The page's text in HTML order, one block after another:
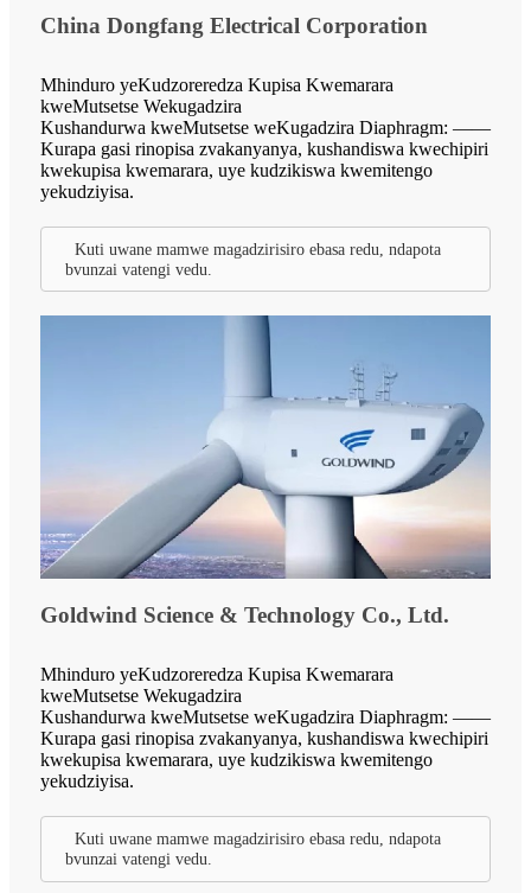
China Dongfang Electrical Corporation
Mhinduro yeKudzoreredza Kupisa Kwemarara
kweMutsetse Wekugadzira
Kushandurwa kweMutsetse weKugadzira Diaphragm: ——
Kurapa gasi rinopisa zvakanyanya, kushandiswa kwechipiri
kwekupisa kwemarara, uye kudzikiswa kwemitengo
yekudziyisa.
Kuti uwane mamwe magadzirisiro ebasa redu, ndapota
bvunzai vatengi vedu.
Goldwind Science & Technology Co., Ltd.
Mhinduro yeKudzoreredza Kupisa Kwemarara
kweMutsetse Wekugadzira
Kushandurwa kweMutsetse weKugadzira Diaphragm: ——
Kurapa gasi rinopisa zvakanyanya, kushandiswa kwechipiri
kwekupisa kwemarara, uye kudzikiswa kwemitengo
yekudziyisa.
Kuti uwane mamwe magadzirisiro ebasa redu, ndapota
bvunzai vatengi vedu.